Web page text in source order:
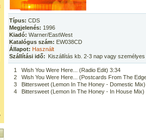
Típus: CDS
Megjelenés: 1996
Kiadó: Warner/EastWest
Katalógus szám: EW038CD
Állapot: Használt
Szállítási idő: Kiszállítás kb. 2-3 nap vagy
1
Wish You Were Here... (Radio Edit) 3:34
2
Wish You Were Here... (Postcards From The
3
Bittersweet (Lemon In The Honey - Domestic
4
Bittersweet (Lemon In The Honey - In House Mix)